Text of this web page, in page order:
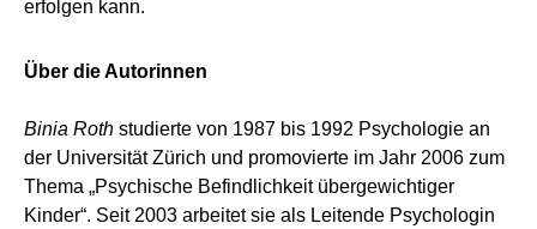
erfolgen kann.
Über die Autorinnen
Binia Roth studierte von 1987 bis 1992 Psychologie an
der Universität Zürich und promovierte im Jahr 2006 zum
Thema „Psychische Befindlichkeit übergewichtiger
Kinder“. Seit 2003 arbeitet sie als Leitende Psychologin